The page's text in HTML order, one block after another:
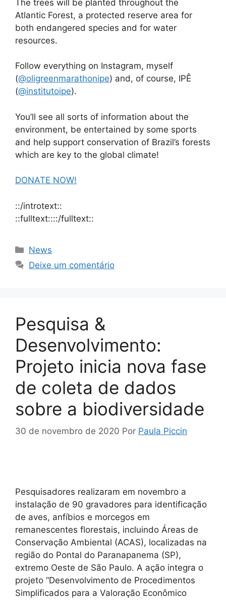
The trees will be planted throughout the
Atlantic Forest, a protected reserve area for
both endangered species and for water
resources.
Follow everything on Instagram, myself
(@oligreenmarathonipe) and, of course, IPÊ
(@institutoipe).
You’ll see all sorts of information about the
environment, be entertained by some sports
and help support conservation of Brazil’s forests
which are key to the global climate!
DONATE NOW!
::/introtext::
::fulltext::::/fulltext::
News
Deixe um comentário
Pesquisa &
Desenvolvimento:
Projeto inicia nova fase
de coleta de dados
sobre a biodiversidade
30 de novembro de 2020 Por Paula Piccin
Pesquisadores realizaram em novembro a
instalação de 90 gravadores para identificação
de aves, anfíbios e morcegos em
remanescentes florestais, incluindo Áreas de
Conservação Ambiental (ACAS), localizadas na
região do Pontal do Paranapanema (SP),
extremo Oeste de São Paulo. A ação integra o
projeto “Desenvolvimento de Procedimentos
Simplificados para a Valoração Econômico